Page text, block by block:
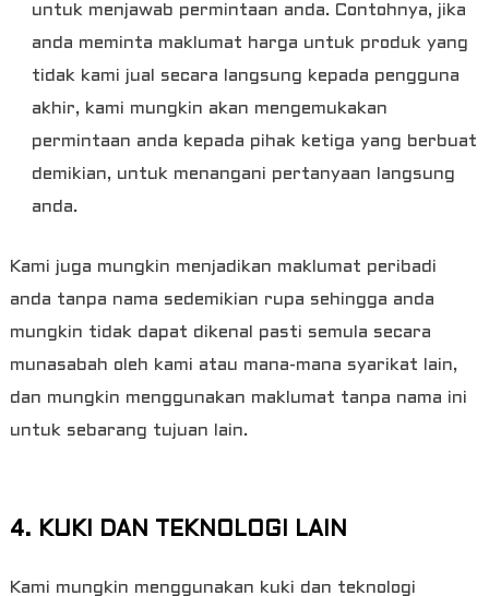
untuk menjawab permintaan anda. Contohnya, jika
anda meminta maklumat harga untuk produk yang
tidak kami jual secara langsung kepada pengguna
akhir, kami mungkin akan mengemukakan
permintaan anda kepada pihak ketiga yang berbuat
demikian, untuk menangani pertanyaan langsung
anda.
Kami juga mungkin menjadikan maklumat peribadi
anda tanpa nama sedemikian rupa sehingga anda
mungkin tidak dapat dikenal pasti semula secara
munasabah oleh kami atau mana-mana syarikat lain,
dan mungkin menggunakan maklumat tanpa nama ini
untuk sebarang tujuan lain.
4. KUKI DAN TEKNOLOGI LAIN
Kami mungkin menggunakan kuki dan teknologi